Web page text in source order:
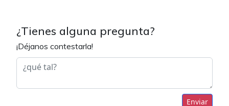
¿Tienes alguna pregunta?
¡Déjanos contestarla!
Enviar